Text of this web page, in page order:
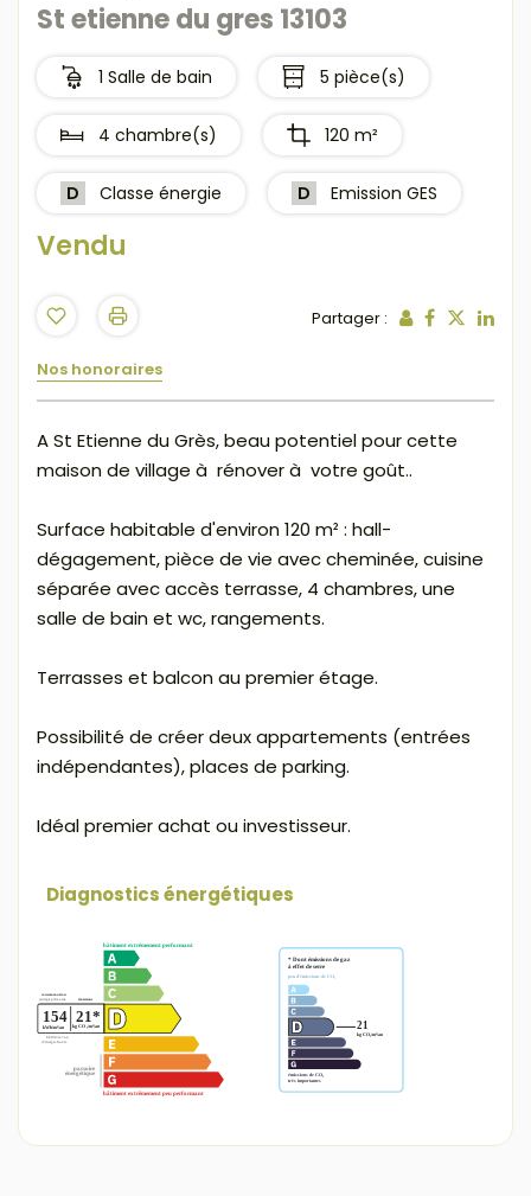
St etienne du gres 13103
1 Salle de bain 5 pièce(s)
4 chambre(s) 120 m²
D Classe énergie D Emission GES
Vendu
Partager :
Nos honoraires
A St Etienne du Grès, beau potentiel pour cette
maison de village à rénover à votre goût..
Surface habitable d'environ 120 m² : hall-
dégagement, pièce de vie avec cheminée, cuisine
séparée avec accès terrasse, 4 chambres, une
salle de bain et wc, rangements.
Terrasses et balcon au premier étage.
Possibilité de créer deux appartements (entrées
indépendantes), places de parking.
Idéal premier achat ou investisseur.
Diagnostics énergétiques